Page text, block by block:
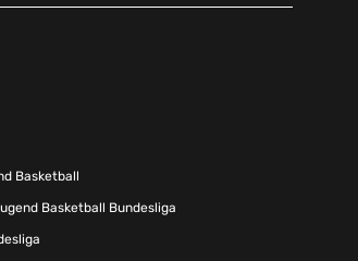
Basketball
Basketball Bundesliga